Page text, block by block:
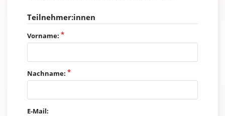
Teilnehmer:innen
Vorname:
Nachname:
E-Mail: